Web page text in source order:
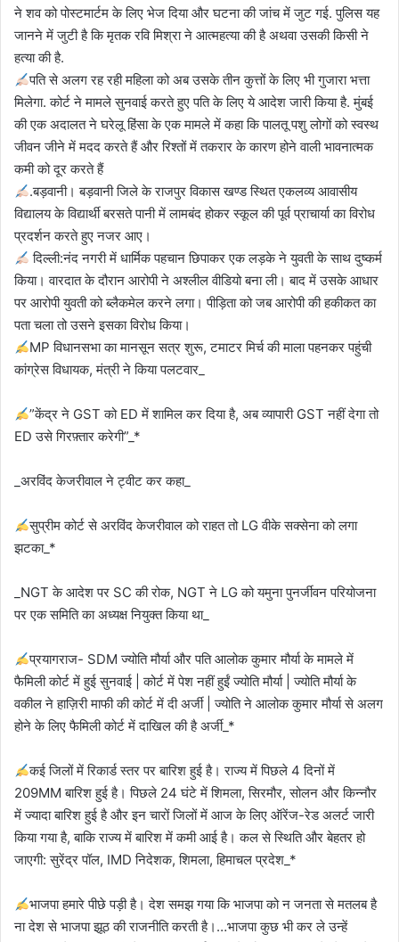
ने शव को पोस्टमार्टम के लिए भेज दिया और घटना की जांच में जुट गई. पुलिस यह
जानने में जुटी है कि मृतक रवि मिश्रा ने आत्महत्या की है अथवा उसकी किसी ने
हत्या की है.
पति से अलग रह रही महिला को अब उसके तीन कुत्तों के लिए भी गुजारा भत्ता
मिलेगा. कोर्ट ने मामले सुनवाई करते हुए पति के लिए ये आदेश जारी किया है. मुंबई
की एक अदालत ने घरेलू हिंसा के एक मामले में कहा कि पालतू पशु लोगों को स्वस्थ
जीवन जीने में मदद करते हैं और रिश्तों में तकरार के कारण होने वाली भावनात्मक
कमी को दूर करते हैं
.बड़वानी। बड़वानी जिले के राजपुर विकास खण्ड स्थित एकलव्य आवासीय
विद्यालय के विद्यार्थी बरसते पानी में लामबंद होकर स्कूल की पूर्व प्राचार्या का विरोध
प्रदर्शन करते हुए नजर आए।
दिल्ली:नंद नगरी में धार्मिक पहचान छिपाकर एक लड़के ने युवती के साथ दुष्कर्म
किया। वारदात के दौरान आरोपी ने अश्लील वीडियो बना ली। बाद में उसके आधार
पर आरोपी युवती को ब्लैकमेल करने लगा। पीड़िता को जब आरोपी की हकीकत का
पता चला तो उसने इसका विरोध किया।
MP विधानसभा का मानसून सत्र शुरू, टमाटर मिर्च की माला पहनकर पहुंची
कांग्रेस विधायक, मंत्री ने किया पलटवार_
”केंद्र ने GST को ED में शामिल कर दिया है, अब व्यापारी GST नहीं देगा तो
ED उसे गिरफ़्तार करेगी”_*
_अरविंद केजरीवाल ने ट्वीट कर कहा_
सुप्रीम कोर्ट से अरविंद केजरीवाल को राहत तो LG वीके सक्सेना को लगा
झटका_*
_NGT के आदेश पर SC की रोक, NGT ने LG को यमुना पुनर्जीवन परियोजना
पर एक समिति का अध्यक्ष नियुक्त किया था_
प्रयागराज- SDM ज्योति मौर्या और पति आलोक कुमार मौर्या के मामले में
फैमिली कोर्ट में हुई सुनवाई | कोर्ट में पेश नहीं हुईं ज्योति मौर्या | ज्योति मौर्या के
वकील ने हाज़िरी माफी की कोर्ट में दी अर्जी | ज्योति ने आलोक कुमार मौर्या से अलग
होने के लिए फैमिली कोर्ट में दाखिल की है अर्जी_*
कई जिलों में रिकार्ड स्तर पर बारिश हुई है। राज्य में पिछले 4 दिनों में
209MM बारिश हुई है। पिछले 24 घंटे में शिमला, सिरमौर, सोलन और किन्नौर
में ज्यादा बारिश हुई है और इन चारों जिलों में आज के लिए ऑरेंज-रेड अलर्ट जारी
किया गया है, बाकि राज्य में बारिश में कमी आई है। कल से स्थिति और बेहतर हो
जाएगी: सुरेंद्र पॉल, IMD निदेशक, शिमला, हिमाचल प्रदेश_*
भाजपा हमारे पीछे पड़ी है। देश समझ गया कि भाजपा को न जनता से मतलब है
ना देश से भाजपा झूठ की राजनीति करती है।…भाजपा कुछ भी कर ले उन्हें